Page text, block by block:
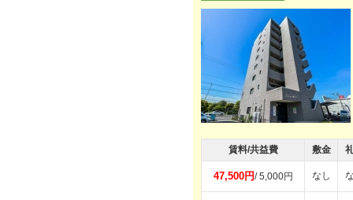
賃料/共益費 敷金
47,500円/ 5,000円 なし